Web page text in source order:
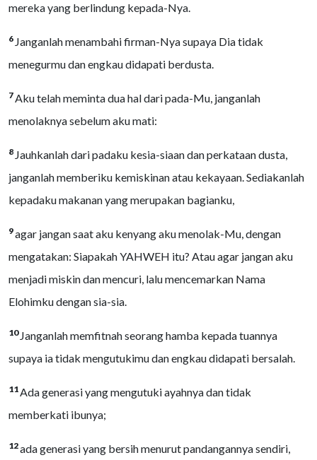
mereka yang berlindung kepada-Nya.
6 Janganlah menambahi firman-Nya supaya Dia tidak
menegurmu dan engkau didapati berdusta.
7Aku telah meminta dua hal dari pada-Mu, janganlah
menolaknya sebelum aku mati:
8 Jauhkanlah dari padaku kesia-siaan dan perkataan dusta,
janganlah memberiku kemiskinan atau kekayaan. Sediakanlah
kepadaku makanan yang merupakan bagianku,
9agar jangan saat aku kenyang aku menolak-Mu, dengan
mengatakan: Siapakah YAHWEH itu? Atau agar jangan aku
menjadi miskin dan mencuri, lalu mencemarkan Nama
Elohimku dengan sia-sia.
10 Janganlah memfitnah seorang hamba kepada tuannya
supaya ia tidak mengutukimu dan engkau didapati bersalah.
11Ada generasi yang mengutuki ayahnya dan tidak
memberkati ibunya;
12ada generasi yang bersih menurut pandangannya sendiri,